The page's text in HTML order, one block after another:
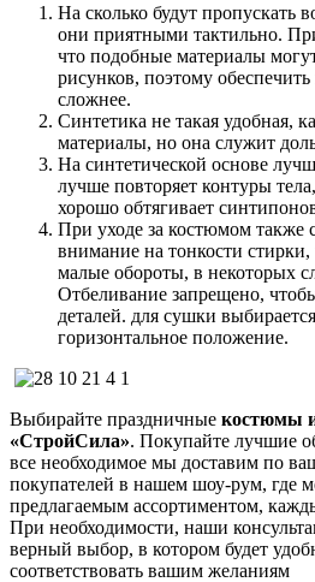
На сколько будут пропускать
они приятными тактильно.
что подобные материалы
рисунков, поэтому
сложнее.
Синтетика не такая удобная,
материалы, но она служит
На синтетической основе
лучше повторяет контуры
хорошо обтягивает
При уходе за костюмом также
внимание на тонкости
малые обороты, в некоторых
Отбеливание запрещено,
деталей. для сушки
горизонтальное положение.
Выбирайте праздничные костюмы
«СтройСила». Покупайте лучшие
все необходимое мы доставим по
покупателей в нашем шоу-рум, где
предлагаемым ассортиментом,
При необходимости, наши
верный выбор, в котором будет
соответствовать вашим желаниям